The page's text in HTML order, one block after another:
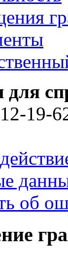
для
19-
об